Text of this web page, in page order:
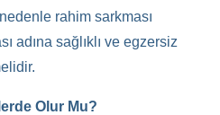
rahim sarkması
adına sağlıklı ve egzersiz
Olur Mu?